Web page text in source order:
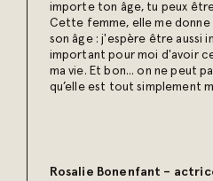
importe ton âge, tu peux
Cette femme, elle me
son âge : j'espère être aussi
important pour moi d'avoir
ma vie. Et bon... on ne peut
qu’elle est tout simplement
Rosalie Bonenfant –